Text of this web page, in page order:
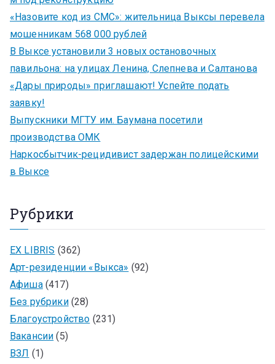
«Назовите код из СМС»: жительница Выксы перевела
мошенникам 568 000 рублей
В Выксе установили 3 новых остановочных
павильона: на улицах Ленина, Слепнева и Салтанова
«Дары природы» приглашают! Успейте подать
заявку!
Выпускники МГТУ им. Баумана посетили
производства ОМК
Наркосбытчик-рецидивист задержан полицейскими
в Выксе
Рубрики
EX LIBRIS (362)
Арт-резиденции «Выкса» (92)
Афиша(417)
Без рубрики(28)
Благоустройство (231)
Вакансии (5)
ВЗЛ (1)